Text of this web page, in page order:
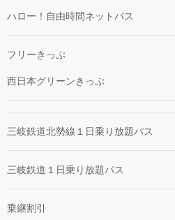
ハロー！自由時間ネットパス
フリーきっぷ
西日本グリーンきっぷ
三岐鉄道北勢線１日乗り放題パス
三岐鉄道１日乗り放題パス
乗継割引